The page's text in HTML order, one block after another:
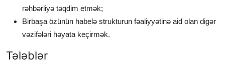
rəhbərliyə təqdim etmək;
Birbaşa özünün habelə strukturun fəaliyyətinə aid olan digər
vəzifələri həyata keçirmək.
Tələblər